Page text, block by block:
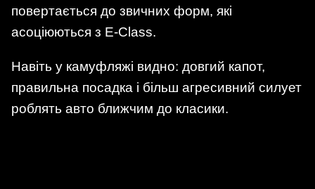
повертається до звичних форм, які
асоціюються з E-Class.
Навіть у камуфляжі видно: довгий капот,
правильна посадка і більш агресивний силует
роблять авто ближчим до класики.